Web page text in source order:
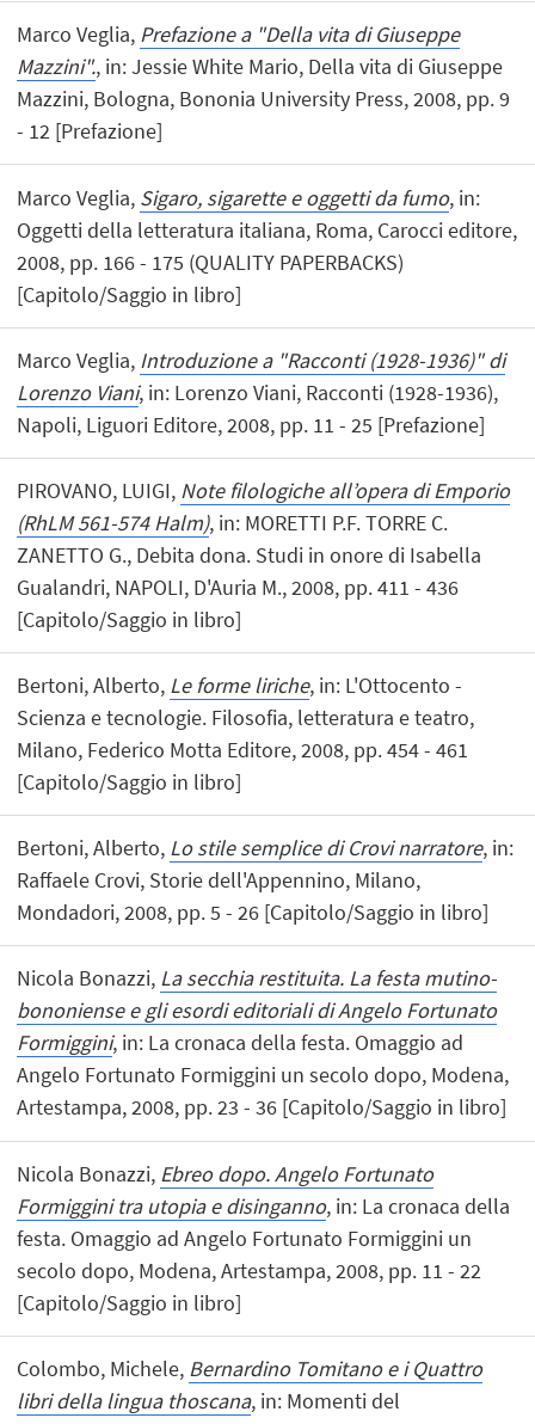
Marco Veglia, Prefazione a "Della vita di Giuseppe
Mazzini"., in: Jessie White Mario, Della vita di Giuseppe
Mazzini, Bologna, Bononia University Press, 2008, pp. 9
- 12 [Prefazione]
Marco Veglia, Sigaro, sigarette e oggetti da fumo, in:
Oggetti della letteratura italiana, Roma, Carocci editore,
2008, pp. 166 - 175 (QUALITY PAPERBACKS)
[Capitolo/Saggio in libro]
Marco Veglia, Introduzione a "Racconti (1928-1936)" di
Lorenzo Viani, in: Lorenzo Viani, Racconti (1928-1936),
Napoli, Liguori Editore, 2008, pp. 11 - 25 [Prefazione]
PIROVANO, LUIGI, Note filologiche all’opera di Emporio
(RhLM 561-574 Halm), in: MORETTI P.F. TORRE C.
ZANETTO G., Debita dona. Studi in onore di Isabella
Gualandri, NAPOLI, D'Auria M., 2008, pp. 411 - 436
[Capitolo/Saggio in libro]
Bertoni, Alberto, Le forme liriche, in: L'Ottocento -
Scienza e tecnologie. Filosofia, letteratura e teatro,
Milano, Federico Motta Editore, 2008, pp. 454 - 461
[Capitolo/Saggio in libro]
Bertoni, Alberto, Lo stile semplice di Crovi narratore, in:
Raffaele Crovi, Storie dell'Appennino, Milano,
Mondadori, 2008, pp. 5 - 26 [Capitolo/Saggio in libro]
Nicola Bonazzi, La secchia restituita. La festa mutino-
bononiense e gli esordi editoriali di Angelo Fortunato
Formiggini, in: La cronaca della festa. Omaggio ad
Angelo Fortunato Formiggini un secolo dopo, Modena,
Artestampa, 2008, pp. 23 - 36 [Capitolo/Saggio in libro]
Nicola Bonazzi, Ebreo dopo. Angelo Fortunato
Formiggini tra utopia e disinganno, in: La cronaca della
festa. Omaggio ad Angelo Fortunato Formiggini un
secolo dopo, Modena, Artestampa, 2008, pp. 11 - 22
[Capitolo/Saggio in libro]
Colombo, Michele, Bernardino Tomitano e i Quattro
libri della lingua thoscana, in: Momenti del